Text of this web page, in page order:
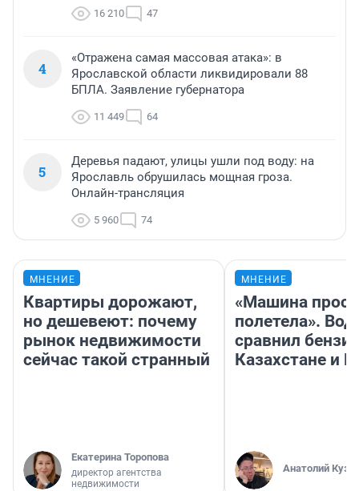
16 210 47
4
«Отражена самая массовая атака»: в
Ярославской области ликвидировали 88
БПЛА. Заявление губернатора
11 449 64
5
Деревья падают, улицы ушли под воду: на
Ярославль обрушилась мощная гроза.
Онлайн-трансляция
5 960 74
МНЕНИЕ
Квартиры дорожают,
но дешевеют: почему
рынок недвижимости
сейчас такой странный
Екатерина Торопова
директор агентства
недвижимости
МНЕНИЕ
«Машина
полетела».
сравнил
Казахстане и
Анатолий